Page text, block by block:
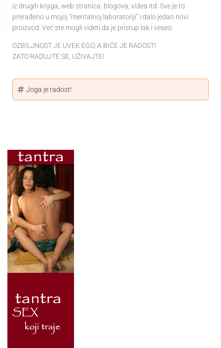
iz drugih knjiga, web stranica, blogova, videa itd. Sve je to
prerađeno u mojoj “mentalnoj laboratoriji” i dalo jedan novi
proizvod. Već ste mogli videti da je pristup lak i veseo:
OZBILJNOST JE UVEK EGO, A BIĆE JE RADOST!
ZATO RADUJTE SE, UŽIVAJTE!
Joga je radost!